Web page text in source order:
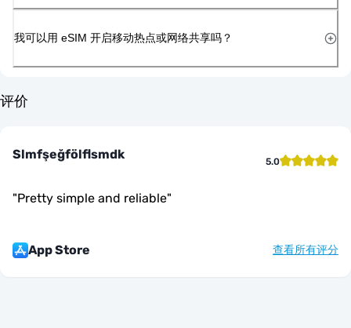
我可以用 eSIM 开启移动热点或网络共享吗？
评价
Slmfşeğfölflsmdk 5.0
"Pretty simple and reliable"
App Store 查看所有评分